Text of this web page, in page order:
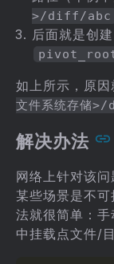
>/diff/abc
后面就是创
如上所示，原因
文件系统存储
解决办法
网络上针对该
某些场景是不
法就很简单：手
中挂载点文件/